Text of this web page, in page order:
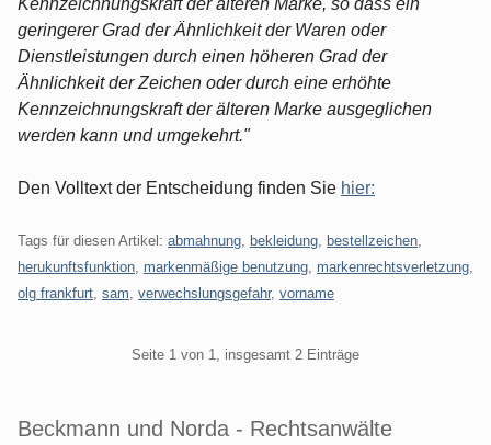
Kennzeichnungskraft der älteren Marke, so dass ein
geringerer Grad der Ähnlichkeit der Waren oder
Dienstleistungen durch einen höheren Grad der
Ähnlichkeit der Zeichen oder durch eine erhöhte
Kennzeichnungskraft der älteren Marke ausgeglichen
werden kann und umgekehrt."
Den Volltext der Entscheidung finden Sie hier:
Tags für diesen Artikel: abmahnung bekleidung bestellzeichen
herukunftsfunktion markenmäßige benutzung markenrechtsverletzung
olg frankfurt sam verwechslungsgefahr, vorname
Seite 1 von 1, insgesamt 2 Einträge
Beckmann und Norda - Rechtsanwälte